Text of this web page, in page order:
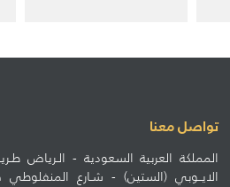
الايــوبي (الستين) - شـارع